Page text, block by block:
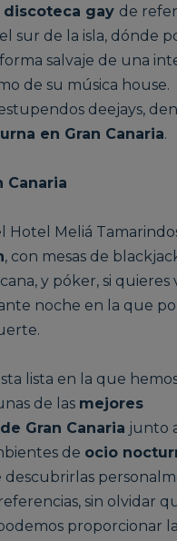
discoteca gay de
sur de la isla, dónde
salvaje de una
de su música house.
deejays,
en Gran Canaria.
Canaria
Hotel Meliá
, con mesas de
y póker, si quieres
noche en la que
lista en la que
de las mejores
Gran Canaria junto
de ocio
descubrirlas
sin olvidar
proporcionar